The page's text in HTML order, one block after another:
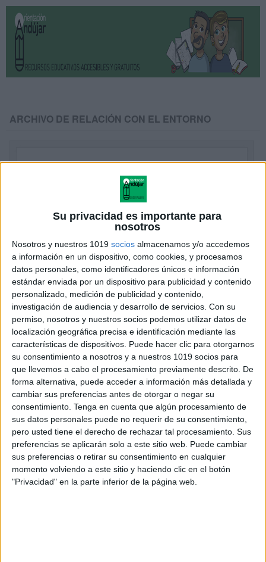
Su privacidad es importante para
nosotros
Nosotros y nuestros 1019 socios almacenamos y/o accedemos
a información en un dispositivo, como cookies, y procesamos
datos personales, como identificadores únicos e información
estándar enviada por un dispositivo para publicidad y contenido
personalizado, medición de publicidad y contenido,
investigación de audiencia y desarrollo de servicios. Con su
permiso, nosotros y nuestros socios podemos utilizar datos de
localización geográfica precisa e identificación mediante las
características de dispositivos. Puede hacer clic para otorgarnos
su consentimiento a nosotros y a nuestros 1019 socios para
que llevemos a cabo el procesamiento previamente descrito. De
forma alternativa, puede acceder a información más detallada y
cambiar sus preferencias antes de otorgar o negar su
consentimiento. Tenga en cuenta que algún procesamiento de
sus datos personales puede no requerir de su consentimiento,
pero usted tiene el derecho de rechazar tal procesamiento. Sus
preferencias se aplicarán solo a este sitio web. Puede cambiar
sus preferencias o retirar su consentimiento en cualquier
momento volviendo a este sitio y haciendo clic en el botón
"Privacidad" en la parte inferior de la página web.
ARCHIVO DE RELACIÓN CON EL ENTORNO
Señales alerta TEA primer año de vida
CAS/ING
Publicado el 11 febrero, 2025
La detección temprana del Trastorno del Espectro
Autista (TEA) es clave para intervenir a tiempo y
brindar el apoyo adecuado al desarrollo del bebé. En
este material, encontrarás una guía […]
SEGUIR LEYENDO
Buscar